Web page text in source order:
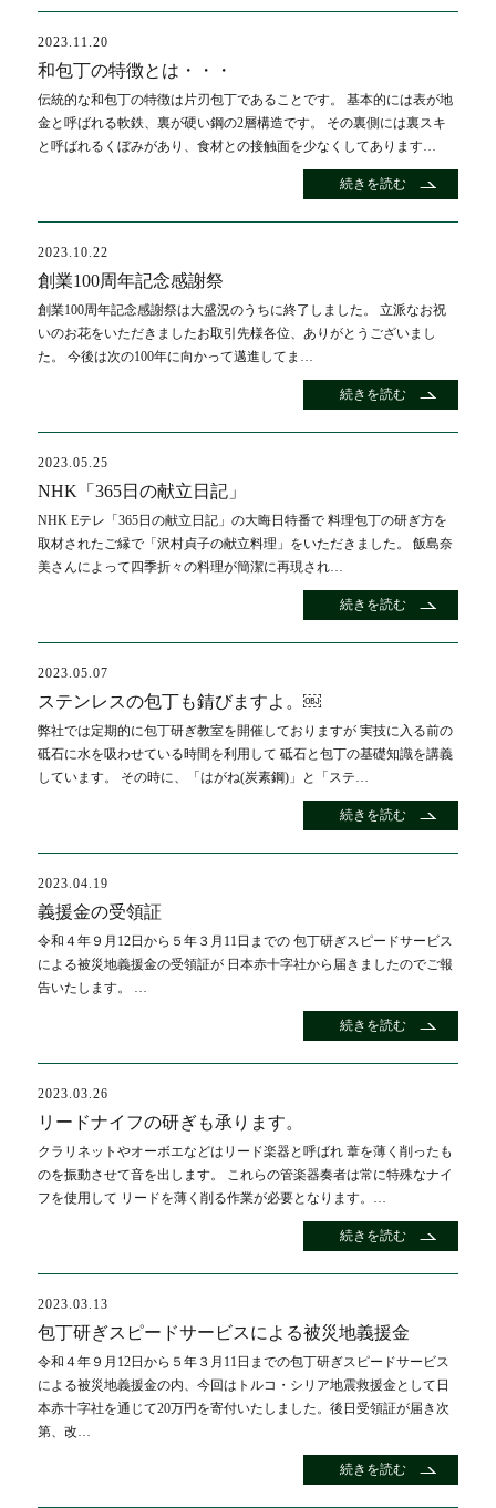
2023.11.20
和包丁の特徴とは・・・
伝統的な和包丁の特徴は片刃包丁であることです。 基本的には表が地
金と呼ばれる軟鉄、裏が硬い鋼の2層構造です。 その裏側には裏スキ
と呼ばれるくぼみがあり、食材との接触面を少なくしてあります…
続きを読む
2023.10.22
創業100周年記念感謝祭
創業100周年記念感謝祭は大盛況のうちに終了しました。 立派なお祝
いのお花をいただきましたお取引先様各位、ありがとうございまし
た。 今後は次の100年に向かって邁進してま…
続きを読む
2023.05.25
NHK「365日の献立日記」
NHK Eテレ「365日の献立日記」の大晦日特番で 料理包丁の研ぎ方を
取材されたご縁で「沢村貞子の献立料理」をいただきました。 飯島奈
美さんによって四季折々の料理が簡潔に再現され…
続きを読む
2023.05.07
ステンレスの包丁も錆びますよ。￼
弊社では定期的に包丁研ぎ教室を開催しておりますが 実技に入る前の
砥石に水を吸わせている時間を利用して 砥石と包丁の基礎知識を講義
しています。 その時に、「はがね(炭素鋼)」と「ステ…
続きを読む
2023.04.19
義援金の受領証
令和４年９月12日から５年３月11日までの 包丁研ぎスピードサービス
による被災地義援金の受領証が 日本赤十字社から届きましたのでご報
告いたします。 …
続きを読む
2023.03.26
リードナイフの研ぎも承ります。
クラリネットやオーボエなどはリード楽器と呼ばれ 葦を薄く削ったも
のを振動させて音を出します。 これらの管楽器奏者は常に特殊なナイ
フを使用して リードを薄く削る作業が必要となります。…
続きを読む
2023.03.13
包丁研ぎスピードサービスによる被災地義援金
令和４年９月12日から５年３月11日までの包丁研ぎスピードサービス
による被災地義援金の内、今回はトルコ・シリア地震救援金として日
本赤十字社を通じて20万円を寄付いたしました。後日受領証が届き次
第、改…
続きを読む